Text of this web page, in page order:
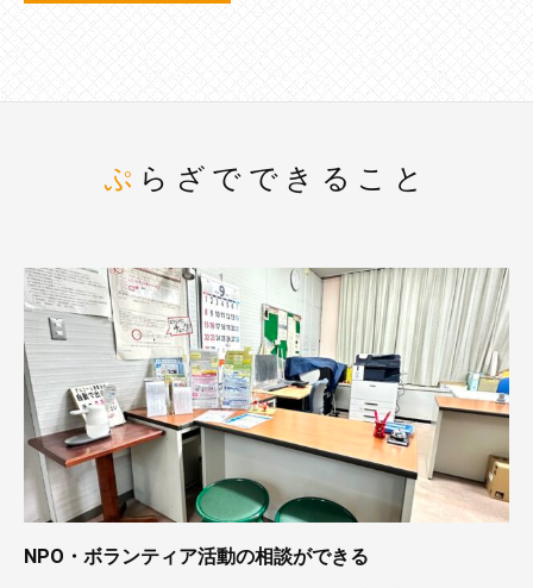
ぷらざでできること
NPO・ボランティア活動の相談ができる